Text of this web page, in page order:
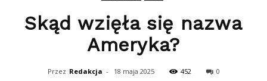
Skąd wzięła się nazwa
Ameryka?
Przez Redakcja - 18 maja 2025 452 0